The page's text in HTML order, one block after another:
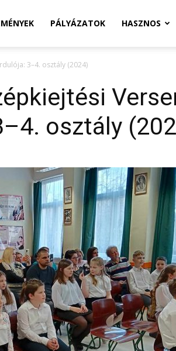
PÁLYÁZATOK HASZNOS
3–4. osztály (2024)
osztály